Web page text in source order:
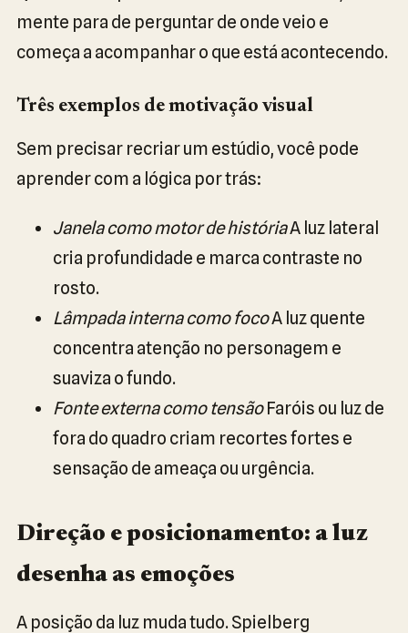
mente para de perguntar de onde veio e
começa a acompanhar o que está acontecendo.
Três exemplos de motivação visual
Sem precisar recriar um estúdio, você pode
aprender com a lógica por trás:
Janela como motor de históriaA luz lateral
cria profundidade e marca contraste no
rosto.
Lâmpada interna como focoA luz quente
concentra atenção no personagem e
suaviza o fundo.
Fonte externa como tensãoFaróis ou luz de
fora do quadro criam recortes fortes e
sensação de ameaça ou urgência.
Direção e posicionamento: a luz
desenha as emoções
A posição da luz muda tudo. Spielberg